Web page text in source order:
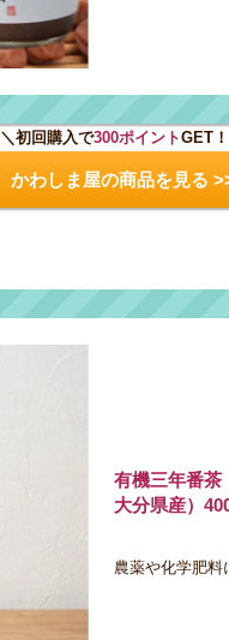
＼初回購入で300ポイントGET
かわしま屋の商品を見る
有機三年番茶
大分県産）
農薬や化学肥料